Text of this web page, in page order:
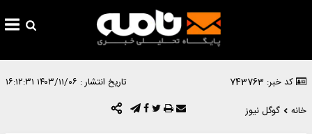
کد خبر: 743763 تاریخ انتشار : ۱۴۰۳/۱۱/۰۶ ۱۶:۱۲:۳۱
خانه
گوگل نیوز